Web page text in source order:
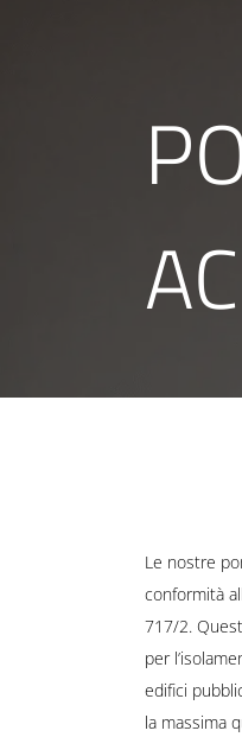
Le nostre
conformità
717/2.
per
edifici
la massima